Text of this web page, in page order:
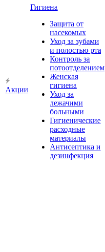
Акции
Гигиена
Защита от
насекомых
Уход за зубами
и полостью рта
Контроль за
потоотделением
Женская
гигиена
Уход за
лежачими
больными
Гигиенические
расходные
материалы
Антисептика и
дезинфекция